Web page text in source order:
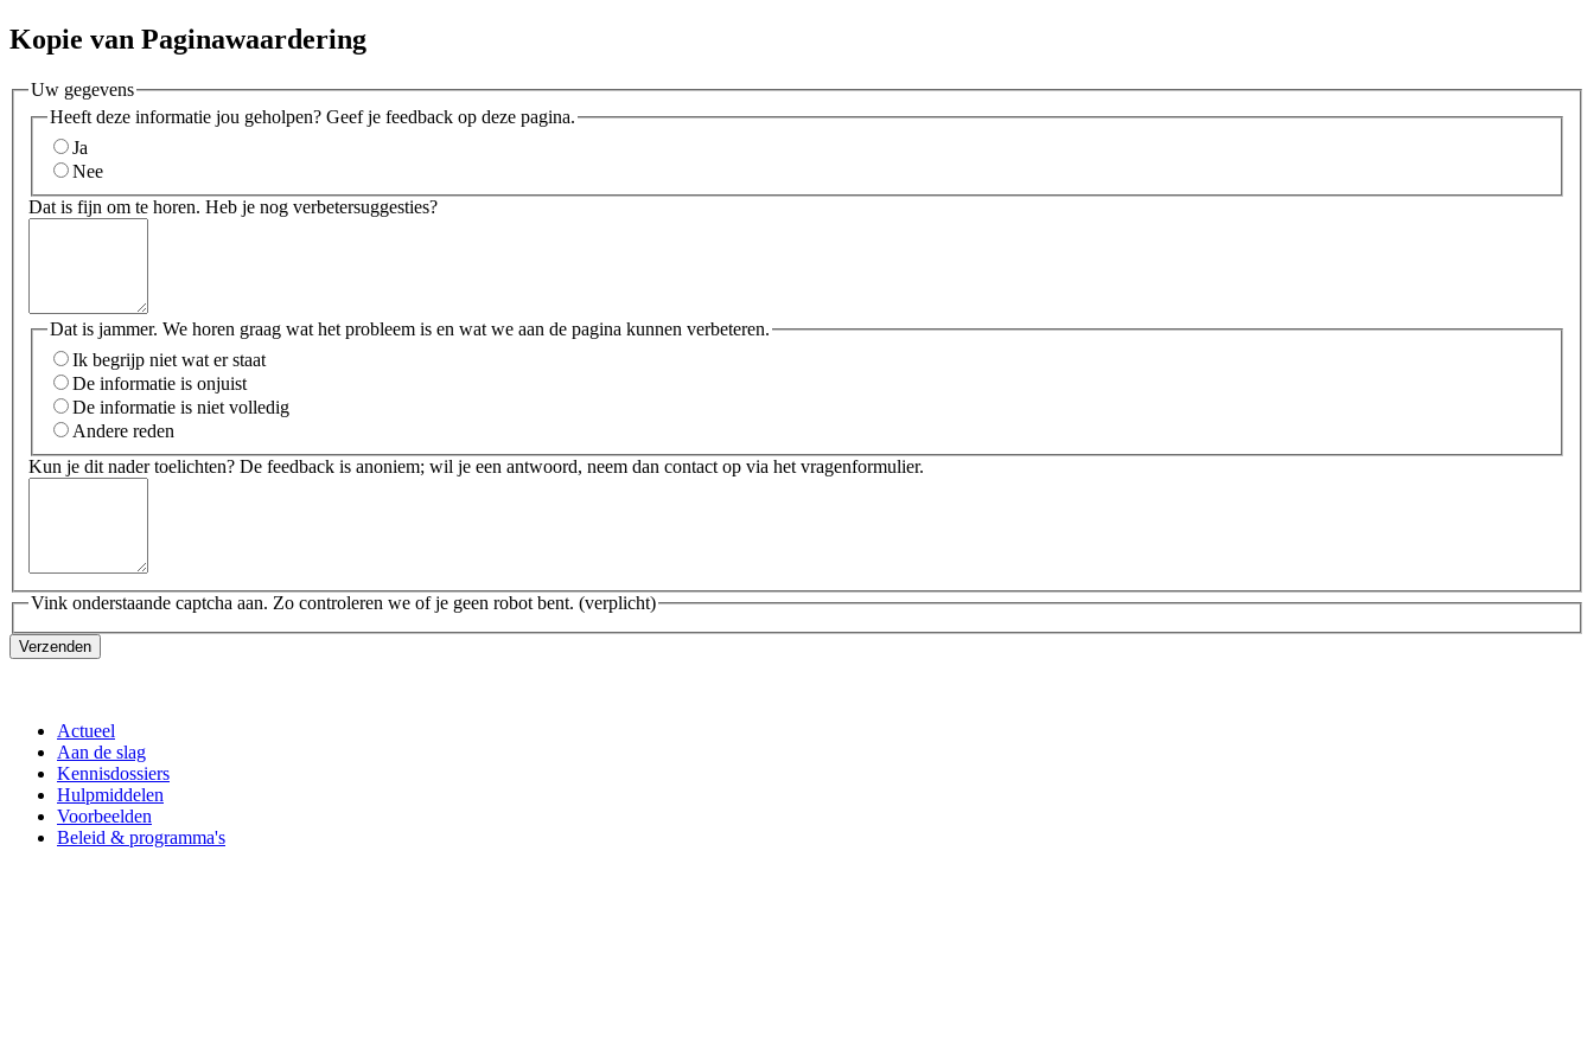
Kopie van Paginawaardering
Uw gegevens
Heeft deze informatie jou geholpen? Geef je feedback op deze pagina.
Ja
Nee
Dat is fijn om te horen. Heb je nog verbetersuggesties?
Dat is jammer. We horen graag wat het probleem is en wat we aan de pagina kunnen verbeteren.
Ik begrijp niet wat er staat
De informatie is onjuist
De informatie is niet volledig
Andere reden
Kun je dit nader toelichten? De feedback is anoniem; wil je een antwoord, neem dan contact op via het vragenformulier.
Vink onderstaande captcha aan. Zo controleren we of je geen robot bent. (verplicht)
Verzenden
Actueel
Aan de slag
Kennisdossiers
Hulpmiddelen
Voorbeelden
Beleid & programma's